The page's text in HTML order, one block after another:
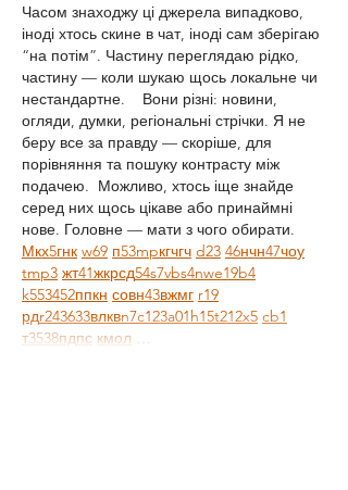
Часом знаходжу ці джерела випадково,
іноді хтось скине в чат, іноді сам зберігаю
“на потім”. Частину переглядаю рідко,
частину — коли шукаю щось локальне чи
нестандартне.    Вони різні: новини,
огляди, думки, регіональні стрічки. Я не
беру все за правду — скоріше, для
порівняння та пошуку контрасту між
подачею.  Можливо, хтось іще знайде
серед них щось цікаве або принаймні
нове. Головне — мати з чого обирати.
Мкх5гнк w69 п53mpкгчгч d23 46нчн47чоу
tmp3 жт41жкрсд54s7vbs4nwe19b4
k553452ппкн совн43вжмг r19
рдr243633влквn7c123a01h15t212x5 cb1
т3538пдпс кмол